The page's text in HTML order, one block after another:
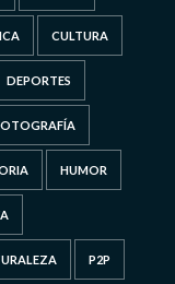
CULTURA
DEPORTES
HUMOR
P2P